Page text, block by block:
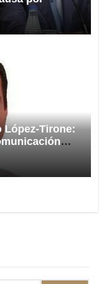
el rescate
López-Tirone: